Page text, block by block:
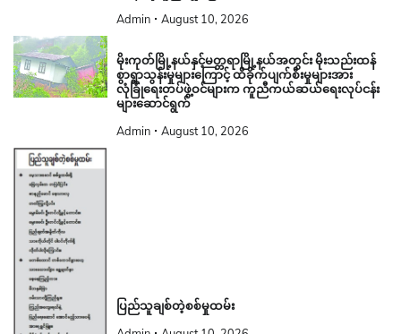
Admin August 10, 2026
မိုးကုတ်မြို့နယ်နှင့်မတ္တရာမြို့နယ်အတွင်း မိုးသည်းထန်
စွာရွာသွန်းမှုများကြောင့် ထိခိုက်ပျက်စီးမှုများအား
လုံခြုံရေးတပ်ဖွဲ့ဝင်များက ကူညီကယ်ဆယ်ရေးလုပ်ငန်း
များဆောင်ရွက်
Admin August 10, 2026
ပြည်သူချစ်တဲ့စစ်မှုထမ်း